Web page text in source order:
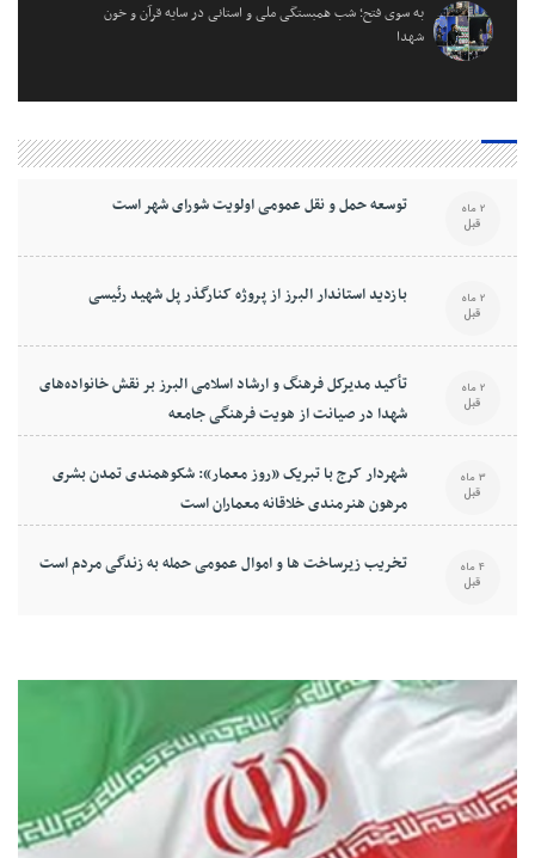
به سوی فتح؛ شب همبستگی ملی و استانی در سایه قرآن و خون
شهدا
توسعه حمل و نقل عمومی اولویت شورای شهر است 2 ماه
قبل
بازدید استاندار البرز از پروژه کنارگذر پل شهید رئیسی 2 ماه
قبل
تأکید مدیرکل فرهنگ و ارشاد اسلامی البرز بر نقش خانواده‌های
شهدا در صیانت از هویت فرهنگی جامعه
2 ماه
قبل
شهردار کرج با تبریک «روز معمار»: شکوهمندی تمدن بشری
مرهون هنرمندی خلاقانه معماران است
3 ماه
قبل
تخریب زیرساخت ها و اموال عمومی حمله به زندگی مردم است 4 ماه
قبل